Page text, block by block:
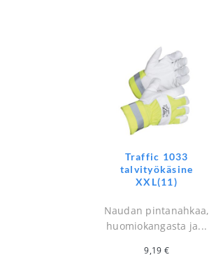
Traffic 1033
talvityökäsine
XXL(11)
Naudan pintanahkaa,
huomiokangasta ja...
9,19 €